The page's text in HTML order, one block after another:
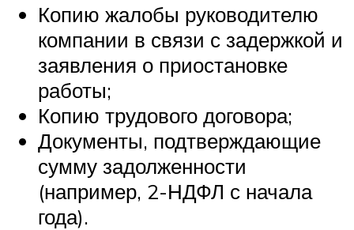
Копию жалобы руководителю
компании в связи с задержкой и
заявления о приостановке
работы;
Копию трудового договора;
Документы, подтверждающие
сумму задолженности
(например, 2-НДФЛ с начала
года).